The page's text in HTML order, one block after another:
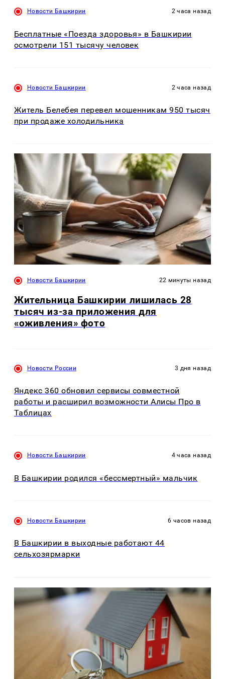
Новости Башкирии 2 часа назад
Бесплатные «Поезда здоровья» в Башкирии
осмотрели 151 тысячу человек
Новости Башкирии 2 часа назад
Житель Белебея перевел мошенникам 950 тысяч
при продаже холодильника
Новости Башкирии 22 минуты назад
Жительница Башкирии лишилась 28
тысяч из-за приложения для
«оживления» фото
Новости России 3 дня назад
Яндекс 360 обновил сервисы совместной
работы и расширил возможности Алисы Про в
Таблицах
Новости Башкирии 4 часа назад
В Башкирии родился «бессмертный» мальчик
Новости Башкирии 6 часов назад
В Башкирии в выходные работают 44
сельхозярмарки